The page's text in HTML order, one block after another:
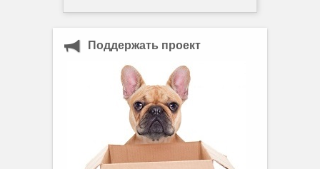
Поддержать проект